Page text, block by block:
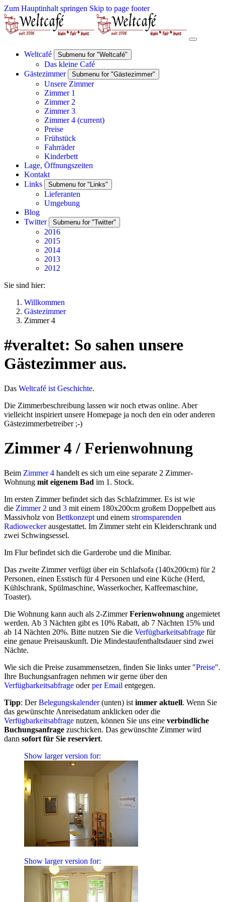
Zum Hauptinhalt springen Skip to page footer
Weltcafé Submenu for "Weltcafé"
Das kleine Café
Gästezimmer
Submenu for "Gästezimmer"
Unsere Zimmer
Zimmer 1
Zimmer 2
Zimmer 3
Zimmer 4 (current)
Preise
Frühstück
Fahrräder
Kinderbett
Lage, Öffnungszeiten
Kontakt
Links
Submenu for "Links"
Lieferanten
Umgebung
Blog
Twitter
Submenu for "Twitter"
2016
2015
2014
2013
2012
Sie sind hier:
Willkommen
Gästezimmer
Zimmer 4
#veraltet: So sahen unsere
Gästezimmer aus.
Das Weltcafé ist Geschichte.
Die Zimmerbeschreibung lassen wir noch etwas online. Aber
vielleicht inspiriert unsere Homepage ja noch den ein oder anderen
Gästezimmerbetreiber ;-)
Zimmer 4 / Ferienwohnung
Beim Zimmer 4 handelt es sich um eine separate 2 Zimmer-
Wohnung mit eigenem Bad im 1. Stock.
Im ersten Zimmer befindet sich das Schlafzimmer. Es ist wie
die Zimmer 2 und 3 mit einem 180x200cm großem Doppelbett aus
Massivholz von Bettkonzept und einem stromsparenden
Radioweckerausgestattet. Im Zimmer steht ein Kleiderschrank und
zwei Schwingsessel.
Im Flur befindet sich die Garderobe und die Minibar.
Das zweite Zimmer verfügt über ein Schlafsofa (140x200cm) für 2
Personen, einen Esstisch für 4 Personen und eine Küche (Herd,
Kühlschrank, Spülmaschine, Wasserkocher, Kaffeemaschine,
Toaster).
Die Wohnung kann auch als 2-ZimmerFerienwohnung angemietet
werden. Ab 3 Nächten gibt es 10% Rabatt, ab 7 Nächten 15% und
ab 14 Nächten 20%. Bitte nutzen Sie die Verfügbarkeitsabfrage für
eine genaue Preisauskunft. Die Mindestaufenthaltsdauer sind zwei
Nächte.
Wie sich die Preise zusammensetzen, finden Sie links unter "Preise".
Ihre Buchungsanfragen nehmen wir gerne über den
Verfügbarkeitsabfrage oderper Email entgegen.
Tipp: DerBelegungskalender(unten) ist immer aktuell. Wenn Sie
das gewünschte Anreisedatum anklicken oder die
Verfügbarkeitsabfrage nutzen, können Sie uns eine verbindliche
Buchungsanfrage zuschicken. Das gewünschte Zimmer wird
dann sofort für Sie reserviert.
Show larger version for:
Show larger version for: